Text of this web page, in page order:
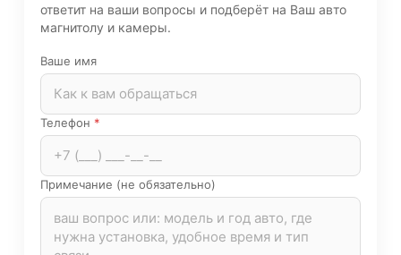
ответит на ваши вопросы и подберёт на Ваш авто
магнитолу и камеры.
Ваше имя
Телефон *
Примечание (не обязательно)